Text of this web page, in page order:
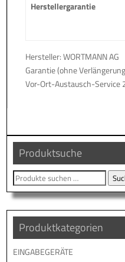
Herstellergarantie
Hersteller: WORTMANN AG
Garantie (ohne
Vor-Ort-Austausch-Service
Produktsuche
Suche
nach:
Produktkategorien
EINGABEGERÄTE